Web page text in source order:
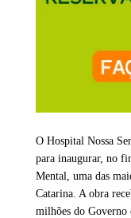
O Hospital Nossa
para inaugurar, no
Mental, uma das
Catarina. A obra
milhões do Governo